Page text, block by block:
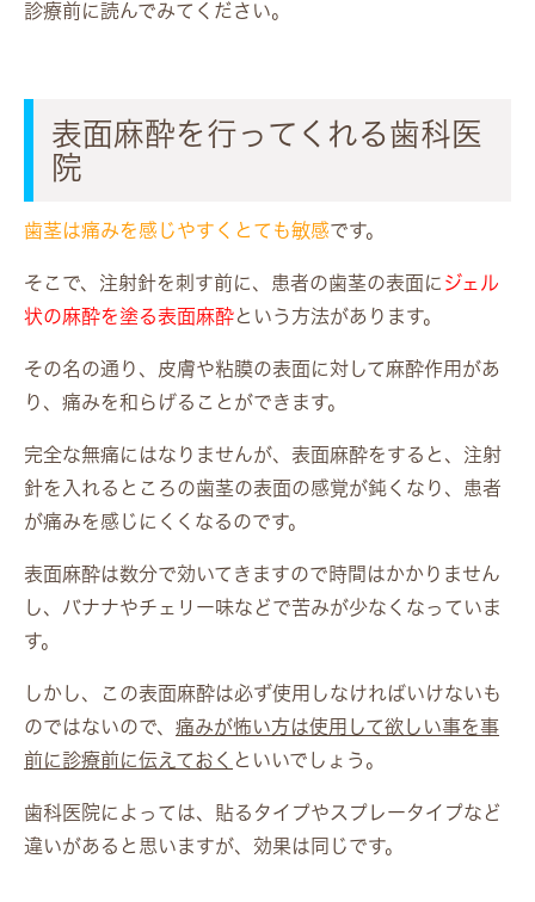
診療前に読んでみてください。
表面麻酔を行ってくれる歯科医
院
歯茎は痛みを感じやすくとても敏感です。
そこで、注射針を刺す前に、患者の歯茎の表面に ジェル
状の麻酔を塗る表面麻酔という方法があります。
その名の通り、皮膚や粘膜の表面に対して麻酔作用があ
り、痛みを和らげることができます。
完全な無痛にはなりませんが、表面麻酔をすると、注射
針を入れるところの歯茎の表面の感覚が鈍くなり、患者
が痛みを感じにくくなるのです。
表面麻酔は数分で効いてきますので時間はかかりません
し、バナナやチェリー味などで苦みが少なくなっていま
す。
しかし、この表面麻酔は必ず使用しなければいけないも
のではないので、 痛みが怖い方は使用して欲しい事を事
前に診療前に伝えておく といいでしょう。
歯科医院によっては、貼るタイプやスプレータイプなど
違いがあると思いますが、効果は同じです。